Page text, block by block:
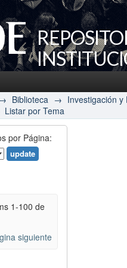
→ Biblioteca → Investigación y
Listar por Tema
por Página:
1-100 de
siguiente